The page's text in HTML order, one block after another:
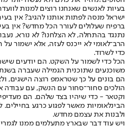
בעיות לאנשים שאנחנו רוצים למנות
ברפיח שעלולים לעורר הכל מחדש? אין
נתנגד בהתחלה, לא הצלחנו? לא נורא,
הרב־לאומי לא ייכנס לעזה, אלא ישמור
כדי לשרוד.
הכל כדי לשמור על השקט. הם יודעים
משוכנעים שתוכנית הגמילה שעברה
הם בונים על כך שטראמפ רוצה הישגים,
הולכים סחור־סחור עם הנשק, עם עבודה
וקטאר - כדי שיהיו בצד שלהם. הם
הבינלאומיות מאשר לפגוע כרגע
ולבנות את עצמם מחדש.
ויש עוד דבר שבארץ מתעלמים ממנו